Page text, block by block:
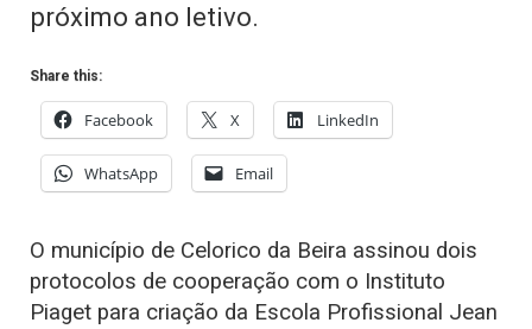
próximo ano letivo.
Share this:
Facebook X LinkedIn
WhatsApp Email
O município de Celorico da Beira assinou dois
protocolos de cooperação com o Instituto
Piaget para criação da Escola Profissional Jean